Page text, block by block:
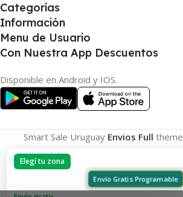
Elegí tu zona
Envío Gratis Programable
Categorías
Información
Menu de Usuario
Con Nuestra App Descuentos
Disponible en Android y IOS.
Smart Sale Uruguay Envios Full theme
Commerce.